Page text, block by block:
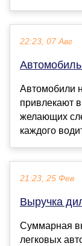
22:23, 07 Авг
Автомобили
привлекают
желающих
каждого
21:23, 25 Фев
Выручка
Суммарная
легковых